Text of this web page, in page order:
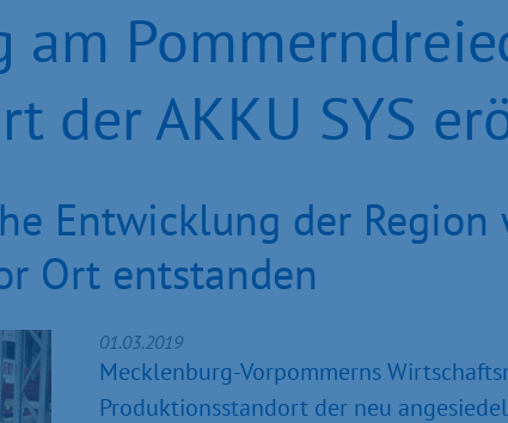
am
der AKKU SYS
Entwicklung der
Ort entstanden
01.03.2019
Mecklenburg-Vorpommerns
Produktionsstandort der neu